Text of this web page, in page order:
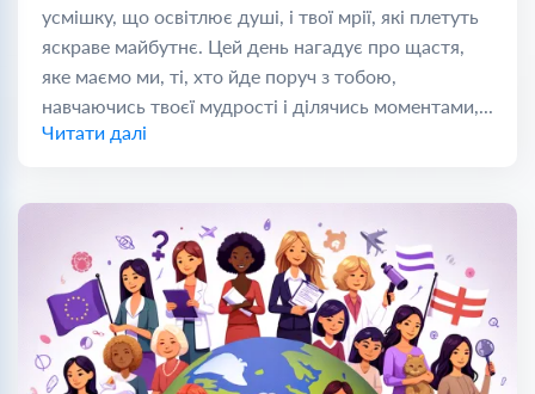
усмішку, що освітлює душі, і твої мрії, які плетуть
яскраве майбутнє. Цей день нагадує про щастя,
яке маємо ми, ті, хто йде поруч з тобою,
навчаючись твоєї мудрості і ділячись моментами,...
Читати далі